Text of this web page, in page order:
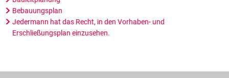
Bebauungsplan
Jedermann hat das Recht, in den Vorhaben- und
Erschließungsplan einzusehen.